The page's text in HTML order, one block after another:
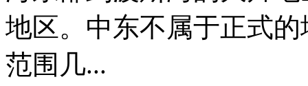
地区。中东不属于正式
范围几...